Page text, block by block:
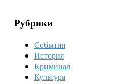
Рубрики
События
История
Криминал
Культура